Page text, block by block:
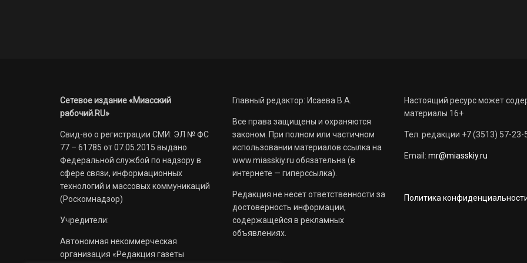
Сетевое издание «Миасский
рабочий.RU»
Свид-во о регистрации СМИ: ЭЛ № ФС
77 – 61785 от 07.05.2015 выдано
Федеральной службой по надзору в
сфере связи, информационных
технологий и массовых коммуникаций
(Роскомнадзор)
Учредители:
Автономная некоммерческая
организация «Редакция газеты
Главный редактор: Исаева В.А.
Все права защищены и охраняются
законом. При полном или частичном
использовании материалов ссылка на
www.miasskiy.ru обязательна (в
интернете — гиперссылка).
Редакция не несет ответственности за
достоверность информации,
содержащейся в рекламных
объявлениях.
Настоящий ресурс может
материалы 16+
Тел. редакции +7 (3513) 57-23-
Email: mr@miasskiy.ru
Политика